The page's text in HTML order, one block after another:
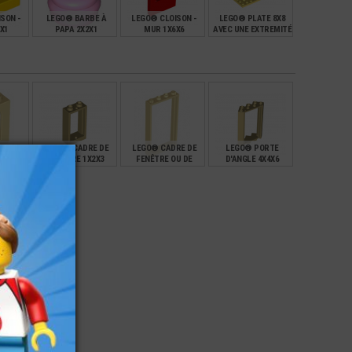
-
LEGO® BARBE À
PAPA 2X2X1
LEGO® CLOISON -
MUR 1X6X6
LEGO® PLATE 8X8
AVEC UNE EXTREMITÉ
DE
LEGO® CADRE DE
FENÊTRE 1X2X3
0,20
LEGO® CADRE DE
FENÊTRE OU DE
LEGO® PORTE
D'ANGLE 4X4X6